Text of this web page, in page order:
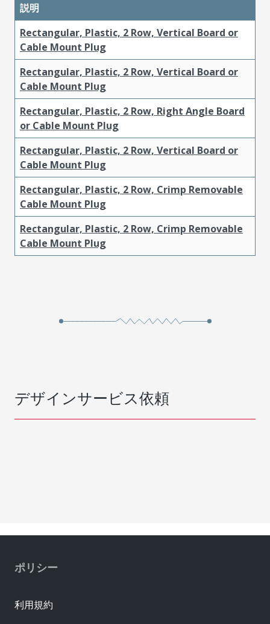
説明
Rectangular, Plastic, 2 Row, Vertical Board or
Cable Mount Plug
Rectangular, Plastic, 2 Row, Vertical Board or
Cable Mount Plug
Rectangular, Plastic, 2 Row, Right Angle Board
or Cable Mount Plug
Rectangular, Plastic, 2 Row, Vertical Board or
Cable Mount Plug
Rectangular, Plastic, 2 Row, Crimp Removable
Cable Mount Plug
Rectangular, Plastic, 2 Row, Crimp Removable
Cable Mount Plug
デザインサービス依頼
ポリシー
利用規約